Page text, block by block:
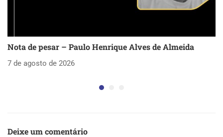
Nota de pesar – Paulo Henrique Alves de Almeida
7 de agosto de 2026
Deixe um comentário